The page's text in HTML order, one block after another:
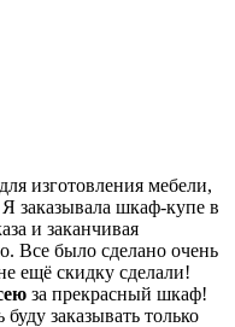
изготовления мебели,
заказывала шкаф-купе в
и заканчивая
Все было сделано очень
ещё скидку сделали!
за прекрасный шкаф!
заказывать только